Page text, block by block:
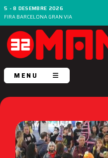
5 - 8 DESEMBRE 2026
FIRA BARCELONA GRAN VIA
MENU